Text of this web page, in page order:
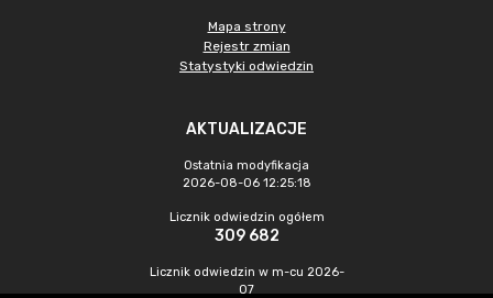
Mapa strony
Rejestr zmian
Statystyki odwiedzin
AKTUALIZACJE
Ostatnia modyfikacja
2026-08-06 12:25:18
Licznik odwiedzin ogółem
309 682
Licznik odwiedzin w m-cu 2026-
07